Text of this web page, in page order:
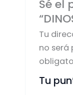
Sé el
Tu
no será
Tu